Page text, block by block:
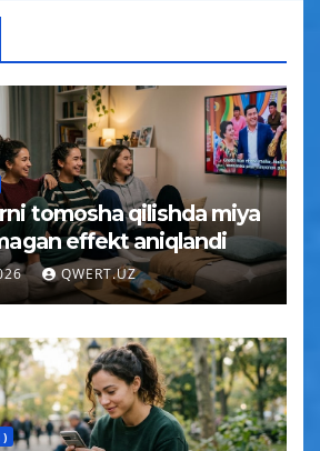
tomosha qilishda miya
effekt aniqlandi
QWERT.UZ
)